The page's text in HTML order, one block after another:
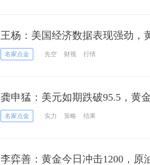
王杨：美国经济数据表现强劲，
名家点金 先空 财视 行情
龚申猛：美元如期跌破95.5，黄
名家点金 实力 策略 结果
李弈善：黄金今日冲击1200，原